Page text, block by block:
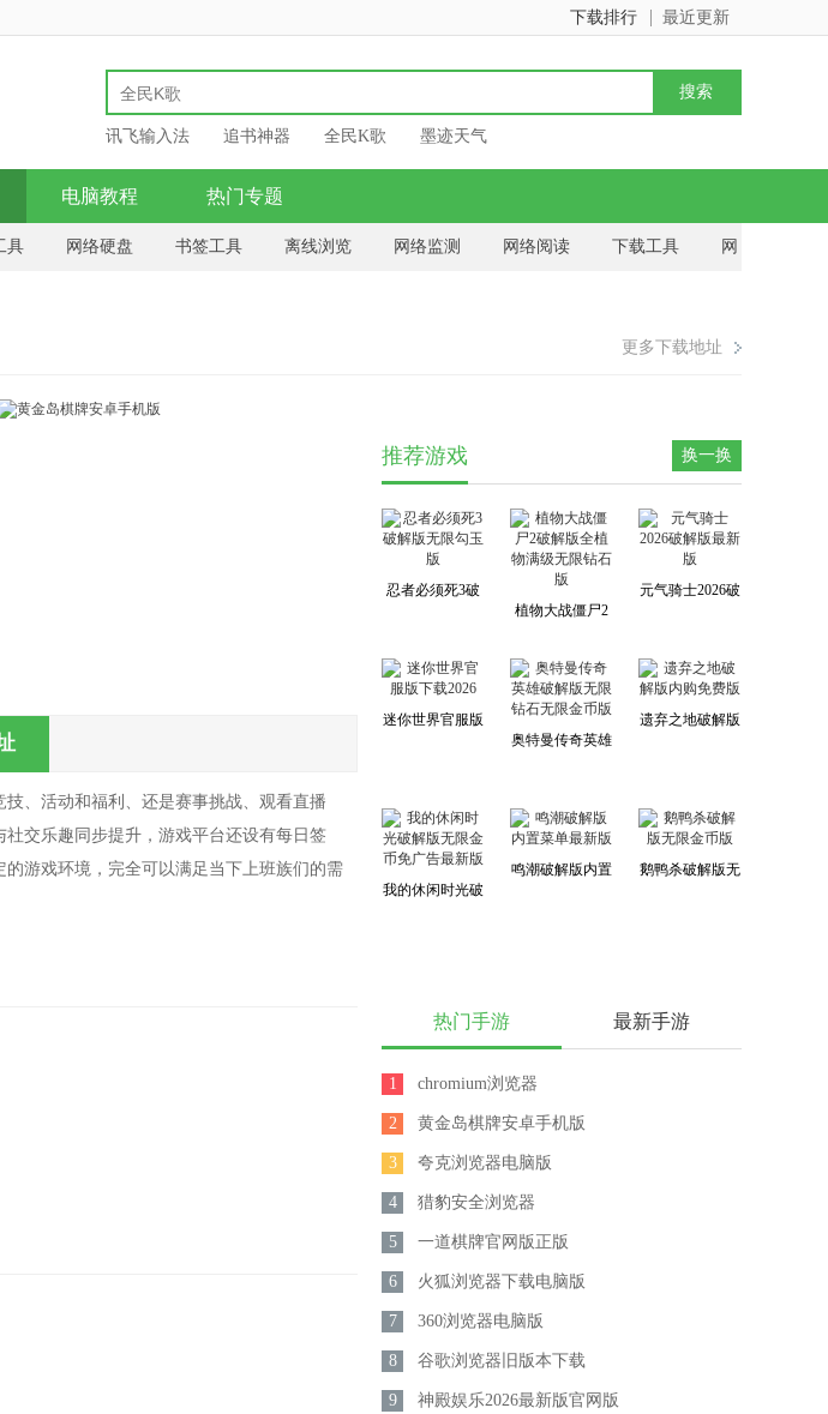
最近更新
下载排行
讯飞输入法 追书神器 全民K歌 墨迹天气
电脑教程 热门专题
具 网络硬盘 书签工具 离线浏览 网络监测 网络阅读 下载工具 网
更多下载地址
、活动和福利、还是赛事挑战、观看直播
交乐趣同步提升，游戏平台还设有每日签
游戏环境，完全可以满足当下上班族们的需
推荐游戏 换一换
忍者必须死3破
植物大战僵尸2
级无限钻石版
元气骑士2026破
迷你世界官服版
奥特曼传奇英雄
遗弃之地破解版
我的休闲时光破
鸣潮破解版内置
鹅鸭杀破解版无
热门手游 最新手游
1 chromium浏览器
2 黄金岛棋牌安卓手机版
3 夸克浏览器电脑版
4 猎豹安全浏览器
5 一道棋牌官网版正版
6 火狐浏览器下载电脑版
7 360浏览器电脑版
8 谷歌浏览器旧版本下载
9 神殿娱乐2026最新版官网版